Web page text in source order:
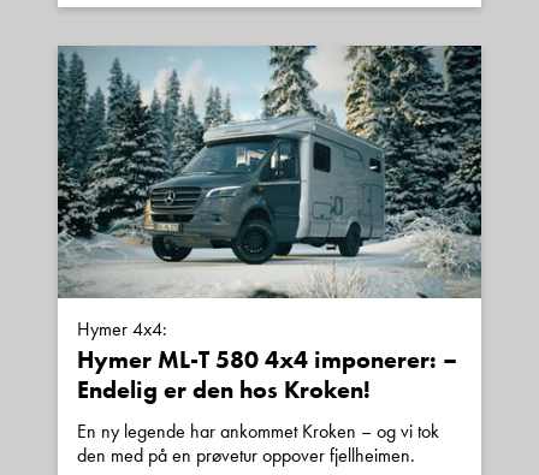
Hymer 4x4:
Hymer ML-T 580 4x4 imponerer: –
Endelig er den hos Kroken!
En ny legende har ankommet Kroken – og vi tok
den med på en prøvetur oppover fjellheimen.